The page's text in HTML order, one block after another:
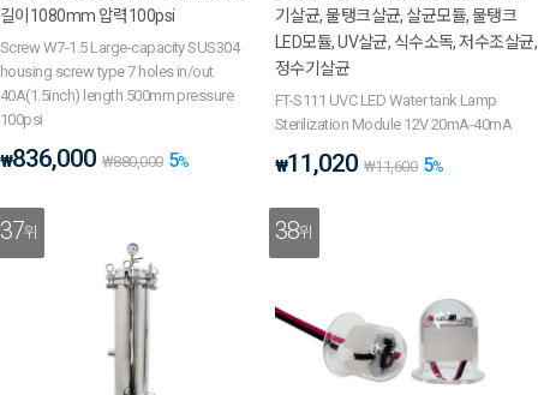
길이1080mm 압력100psi
Screw W7-1.5 Large-capacity SUS304
housing screw type 7 holes in/out
40A(1.5inch) length 500mm pressure
100psi
₩836,000 ₩880,000 5%
기살균, 물탱크살균, 살균모듈, 물탱크
LED모듈, UV살균, 식수소독, 저수조살균,
정수기살균
FT-S111 UVC LED Water tank Lamp
Sterilization Module 12V 20mA-40mA
₩11,020 ₩11,600 5%
37위 38위